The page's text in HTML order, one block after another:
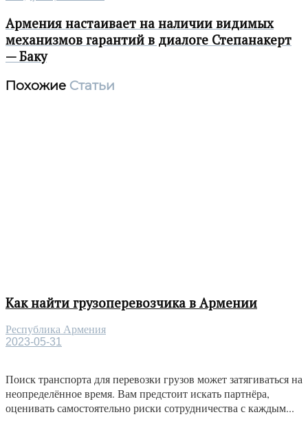
Армения настаивает на наличии видимых
механизмов гарантий в диалоге Степанакерт
— Баку
Похожие Статьи
Как найти грузоперевозчика в Армении
Республика Армения
2023-05-31
Поиск транспорта для перевозки грузов может затягиваться на
неопределённое время. Вам предстоит искать партнёра,
оценивать самостоятельно риски сотрудничества с каждым...